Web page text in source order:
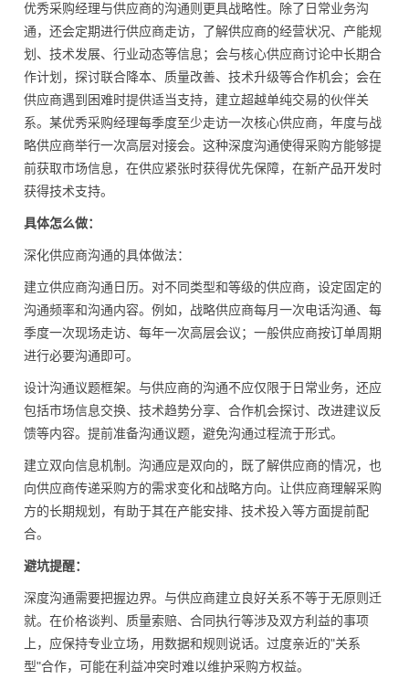
优秀采购经理与供应商的沟通则更具战略性。除了日常业务沟
通，还会定期进行供应商走访，了解供应商的经营状况、产能规
划、技术发展、行业动态等信息；会与核心供应商讨论中长期合
作计划，探讨联合降本、质量改善、技术升级等合作机会；会在
供应商遇到困难时提供适当支持，建立超越单纯交易的伙伴关
系。某优秀采购经理每季度至少走访一次核心供应商，年度与战
略供应商举行一次高层对接会。这种深度沟通使得采购方能够提
前获取市场信息，在供应紧张时获得优先保障，在新产品开发时
获得技术支持。
具体怎么做：
深化供应商沟通的具体做法：
建立供应商沟通日历。对不同类型和等级的供应商，设定固定的
沟通频率和沟通内容。例如，战略供应商每月一次电话沟通、每
季度一次现场走访、每年一次高层会议；一般供应商按订单周期
进行必要沟通即可。
设计沟通议题框架。与供应商的沟通不应仅限于日常业务，还应
包括市场信息交换、技术趋势分享、合作机会探讨、改进建议反
馈等内容。提前准备沟通议题，避免沟通过程流于形式。
建立双向信息机制。沟通应是双向的，既了解供应商的情况，也
向供应商传递采购方的需求变化和战略方向。让供应商理解采购
方的长期规划，有助于其在产能安排、技术投入等方面提前配
合。
避坑提醒：
深度沟通需要把握边界。与供应商建立良好关系不等于无原则迁
就。在价格谈判、质量索赔、合同执行等涉及双方利益的事项
上，应保持专业立场，用数据和规则说话。过度亲近的"关系
型"合作，可能在利益冲突时难以维护采购方权益。